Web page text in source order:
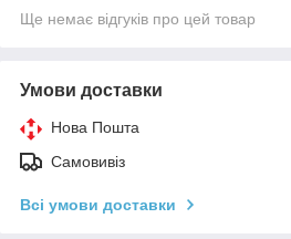
Ще немає відгуків про цей товар
Умови доставки
Нова Пошта
Самовивіз
Всі умови доставки